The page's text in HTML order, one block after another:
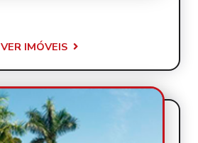
VER IMÓVEIS